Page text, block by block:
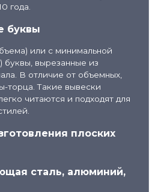
года.
буквы
или с минимальной
буквы, вырезанные из
В отличие от объемных,
торца. Такие вывески
читаются и подходят для
плоских
сталь, алюминий,